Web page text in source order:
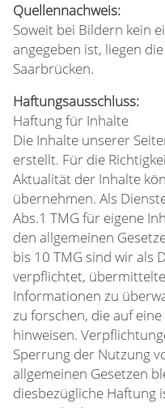
Quellennachweis:
Soweit bei Bildern kein
angegeben ist, liegen
Saarbrücken.
Haftungsausschluss:
Haftung für Inhalte
Die Inhalte unserer
erstellt. Für die
Aktualität der Inhalte
übernehmen. Als
Abs.1 TMG für eigene
den allgemeinen
bis 10 TMG sind wir als
verpflichtet,
Informationen zu
zu forschen, die auf
hinweisen.
Sperrung der Nutzung
allgemeinen Gesetzen
diesbezügliche Haftung